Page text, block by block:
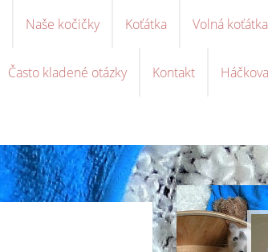
Naše kočičky Koťátka Volná koťátka
Často kladené otázky Kontakt